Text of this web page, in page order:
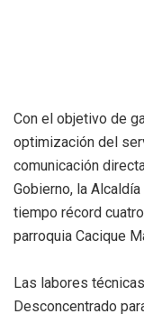
Con el objetivo de
optimización del
comunicación
Gobierno, la
tiempo récord
parroquia Cacique
Las labores
Desconcentrado